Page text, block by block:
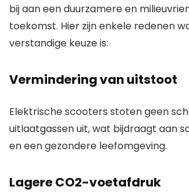
bij aan een duurzamere en
toekomst. Hier zijn enkele redenen
verstandige keuze is:
Vermindering van uitstoot
Elektrische scooters stoten geen
uitlaatgassen uit, wat bijdraagt aan
en een gezondere leefomgeving.
Lagere CO2-voetafdruk